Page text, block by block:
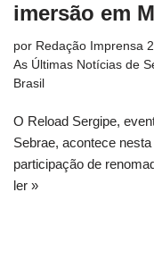
imersão em
por Redação Imprensa
As Últimas Notícias de
Brasil
O Reload Sergipe,
Sebrae, acontece
participação de
ler »